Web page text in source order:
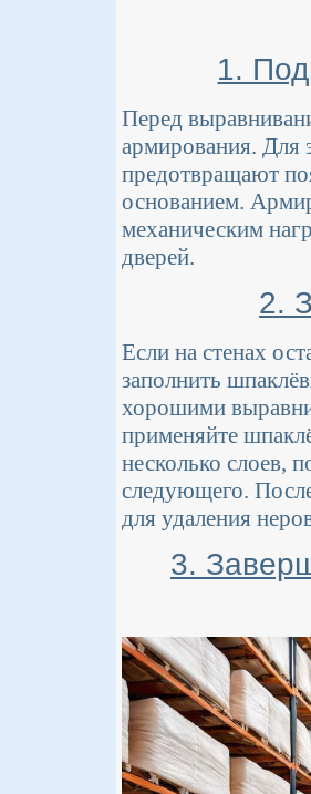
1.
Перед
армирования. Для
предотвращают
основанием.
механическим
дверей.
2.
Если на стенах
заполнить
хорошими
применяйте
несколько слоев,
следующего.
для удаления
3.